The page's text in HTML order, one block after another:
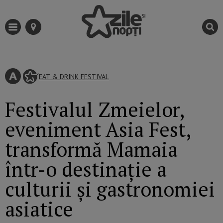
EAT & DRINK FESTIVAL
Festivalul Zmeielor,
eveniment Asia Fest,
transformă Mamaia
într-o destinație a
culturii și gastronomiei
asiatice